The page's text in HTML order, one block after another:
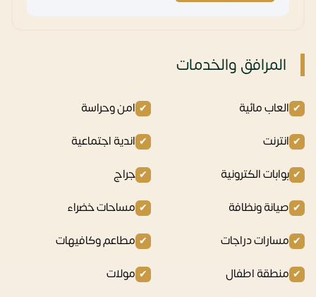
المرافق والخدمات
العاب مائية
امن وحراسة
انترنت
اندية اجتماعية
بوابات الكترونية
جراج
صيانة ونظافة
مساحات خضراء
مسارات دراجات
مطاعم وكافيهات
منطقة اطفال
مولات